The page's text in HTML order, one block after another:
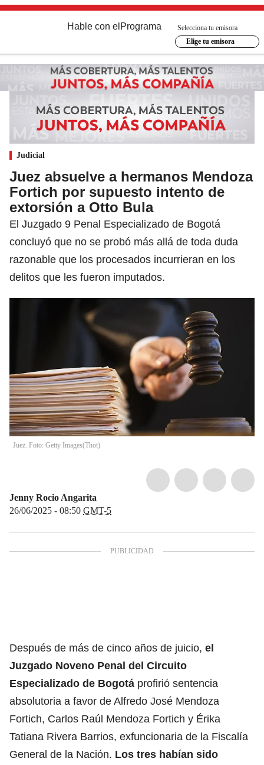
Hable con el Programa
Selecciona tu emisora
Elige tu emisora
Judicial
Juez absuelve a hermanos Mendoza
Fortich por supuesto intento de
extorsión a Otto Bula
El Juzgado 9 Penal Especializado de Bogotá
concluyó que no se probó más allá de toda duda
razonable que los procesados incurrieran en los
delitos que les fueron imputados.
Juez. Foto: Getty Images(Thot)
Jenny Rocio Angarita
26/06/2025 - 08:50 GMT-5
Después de más de cinco años de juicio, el
Juzgado Noveno Penal del Circuito
Especializado de Bogotá profirió sentencia
absolutoria a favor de Alfredo José Mendoza
Fortich, Carlos Raúl Mendoza Fortich y Érika
Tatiana Rivera Barrios, exfuncionaria de la Fiscalía
General de la Nación. Los tres habían sido